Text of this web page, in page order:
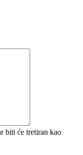
biti će tretiran kao